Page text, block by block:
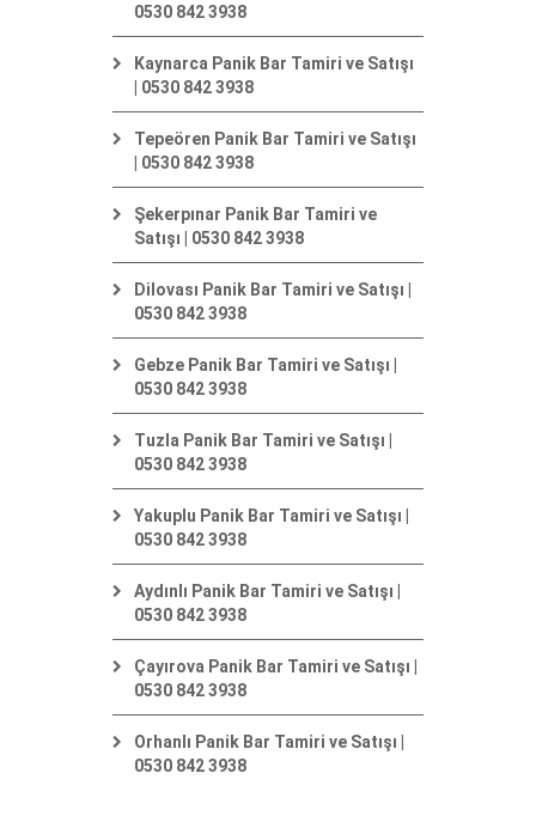
0530 842 3938
Kaynarca Panik Bar Tamiri ve Satışı
| 0530 842 3938
Tepeören Panik Bar Tamiri ve Satışı
| 0530 842 3938
Şekerpınar Panik Bar Tamiri ve
Satışı | 0530 842 3938
Dilovası Panik Bar Tamiri ve Satışı |
0530 842 3938
Gebze Panik Bar Tamiri ve Satışı |
0530 842 3938
Tuzla Panik Bar Tamiri ve Satışı |
0530 842 3938
Yakuplu Panik Bar Tamiri ve Satışı |
0530 842 3938
Aydınlı Panik Bar Tamiri ve Satışı |
0530 842 3938
Çayırova Panik Bar Tamiri ve Satışı |
0530 842 3938
Orhanlı Panik Bar Tamiri ve Satışı |
0530 842 3938